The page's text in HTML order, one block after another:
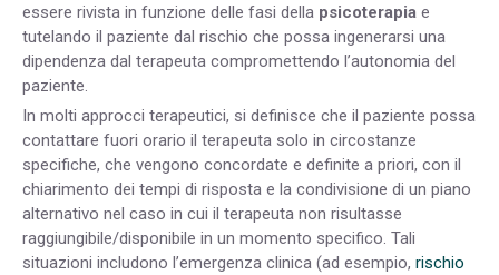
essere rivista in funzione delle fasi della psicoterapia e
tutelando il paziente dal rischio che possa ingenerarsi una
dipendenza dal terapeuta compromettendo l’autonomia del
paziente.
In molti approcci terapeutici, si definisce che il paziente possa
contattare fuori orario il terapeuta solo in circostanze
specifiche, che vengono concordate e definite a priori, con il
chiarimento dei tempi di risposta e la condivisione di un piano
alternativo nel caso in cui il terapeuta non risultasse
raggiungibile/disponibile in un momento specifico. Tali
situazioni includono l’emergenza clinica (ad esempio, rischio